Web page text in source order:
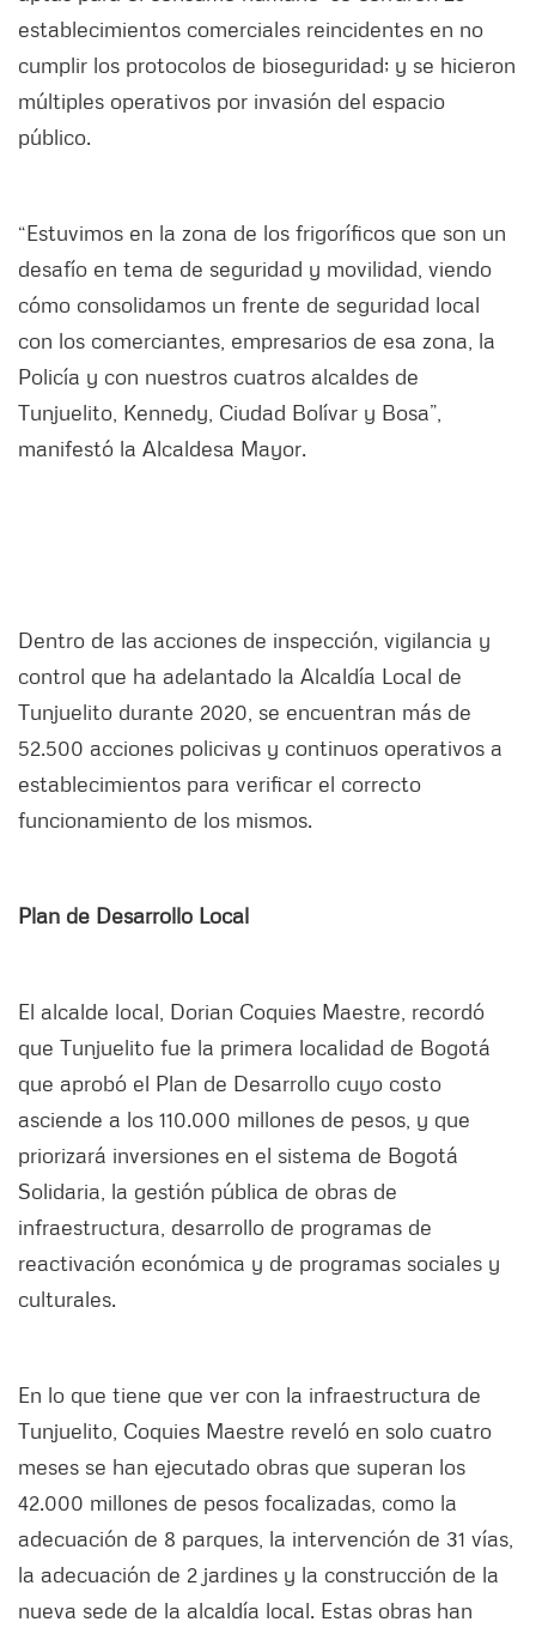
establecimientos comerciales reincidentes en no
cumplir los protocolos de bioseguridad; y se hicieron
múltiples operativos por invasión del espacio
público.
“Estuvimos en la zona de los frigoríficos que son un
desafío en tema de seguridad y movilidad, viendo
cómo consolidamos un frente de seguridad local
con los comerciantes, empresarios de esa zona, la
Policía y con nuestros cuatros alcaldes de
Tunjuelito, Kennedy, Ciudad Bolívar y Bosa”,
manifestó la Alcaldesa Mayor.
Dentro de las acciones de inspección, vigilancia y
control que ha adelantado la Alcaldía Local de
Tunjuelito durante 2020, se encuentran más de
52.500 acciones policivas y continuos operativos a
establecimientos para verificar el correcto
funcionamiento de los mismos.
Plan de Desarrollo Local
El alcalde local, Dorian Coquies Maestre, recordó
que Tunjuelito fue la primera localidad de Bogotá
que aprobó el Plan de Desarrollo cuyo costo
asciende a los 110.000 millones de pesos, y que
priorizará inversiones en el sistema de Bogotá
Solidaria, la gestión pública de obras de
infraestructura, desarrollo de programas de
reactivación económica y de programas sociales y
culturales.
En lo que tiene que ver con la infraestructura de
Tunjuelito, Coquies Maestre reveló en solo cuatro
meses se han ejecutado obras que superan los
42.000 millones de pesos focalizadas, como la
adecuación de 8 parques, la intervención de 31 vías,
la adecuación de 2 jardines y la construcción de la
nueva sede de la alcaldía local. Estas obras han